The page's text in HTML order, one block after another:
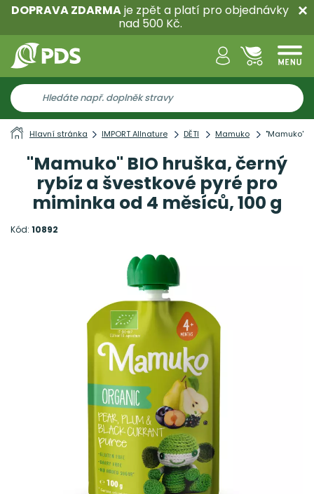
DOPRAVA ZDARMAje zpět a platí pro objednávky
nad 500 Kč.
Hlavní stránka IMPORT Allnature DĚTI Mamuko "Mamuko"
"Mamuko" BIO hruška, černý
rybíz a švestkové pyré pro
miminka od 4 měsíců, 100 g
Kód: 10892